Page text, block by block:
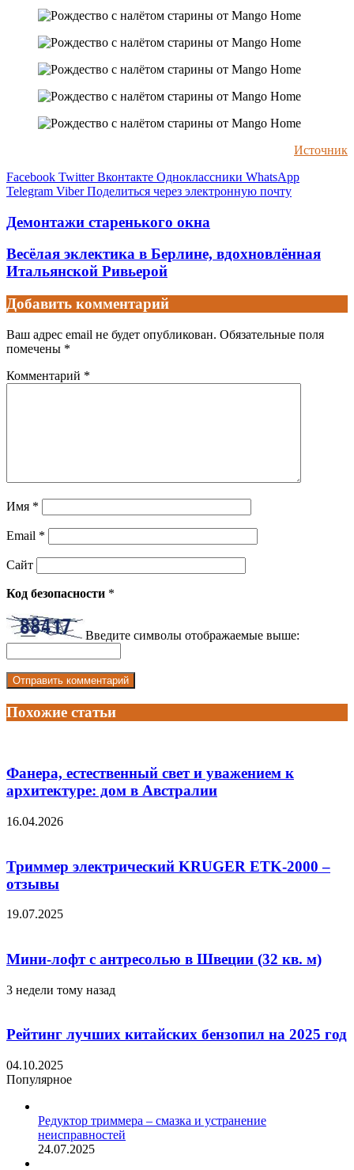
Источник
Facebook Twitter Вконтакте Одноклассники WhatsApp
Telegram Viber Поделиться через электронную почту
Демонтажи старенького окна
Весёлая эклектика в Берлине, вдохновлённая
Итальянской Ривьерой
Добавить комментарий
Ваш адрес email не будет опубликован. Обязательные поля
помечены *
Комментарий *
Имя *
Email *
Сайт
Код безопасности *
Введите символы отображаемые выше:
Похожие статьи
Фанера, естественный свет и уважением к
архитектуре: дом в Австралии
16.04.2026
Триммер электрический KRUGER ETK-2000 –
отзывы
19.07.2025
Мини-лофт с антресолью в Швеции (32 кв. м)
3 недели тому назад
Рейтинг лучших китайских бензопил на 2025 год
04.10.2025
Популярное
Редуктор триммера – смазка и устранение
неисправностей
24.07.2025